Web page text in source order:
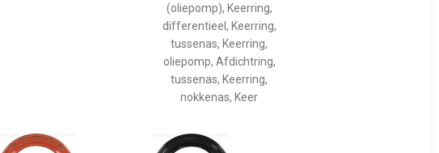
(oliepomp), Keerring,
differentieel, Keerring,
tussenas, Keerring,
oliepomp, Afdichtring,
tussenas, Keerring,
nokkenas, Keer